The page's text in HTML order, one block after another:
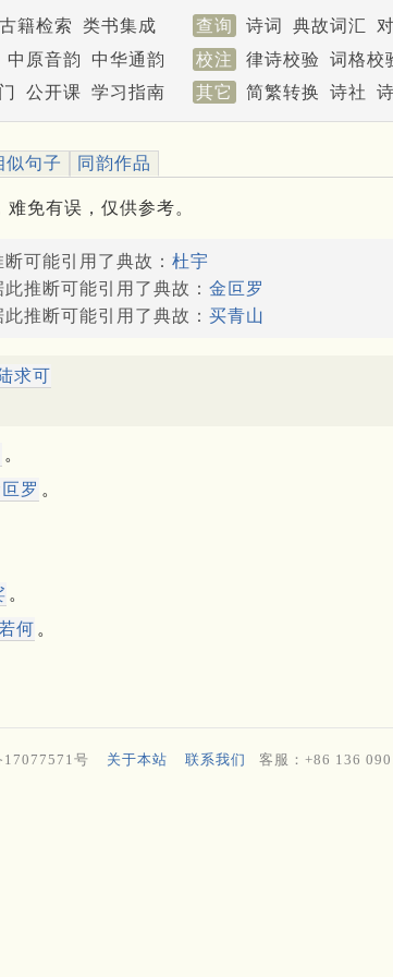
古籍检索 类书集成 查询 诗词 典故词汇
中原音韵 中华通韵 校注 律诗校验 词格校
公开课 学习指南 其它 简繁转换 诗社
似句子 同韵作品
免有误，仅供参考。
可能引用了典故： 杜宇
推断可能引用了典故： 金叵罗
推断可能引用了典故： 买青山
求可
。
罗 。
。
若何 。
17077571号 关于本站 联系我们 客服：+86 136